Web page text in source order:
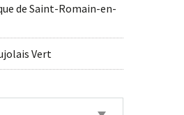
de Saint-Romain-en-
Vert